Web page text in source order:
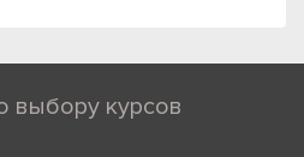
выбору курсов